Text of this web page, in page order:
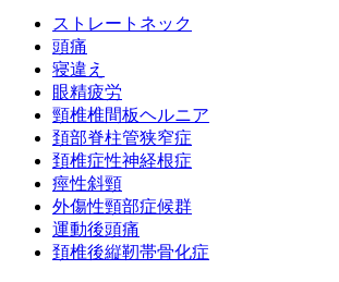
ストレートネック
頭痛
寝違え
眼精疲労
頸椎椎間板ヘルニア
頚部脊柱管狭窄症
頚椎症性神経根症
痙性斜頸
外傷性頸部症候群
運動後頭痛
頚椎後縦靭帯骨化症